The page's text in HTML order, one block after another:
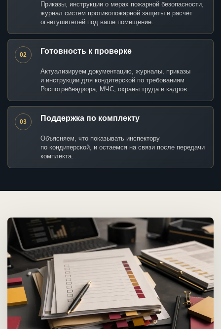
Приказы, инструкции о мерах пожарной безопасности,
журнал систем противопожарной защиты и расчёт
огнетушителей под ваше помещение.
02 Готовность к проверке
Актуализируем документацию, журналы, приказы
и инструкции для кондитерской по требованиям
Роспотребнадзора, МЧС, охраны труда и кадров.
03 Поддержка по комплекту
Объясняем, что показывать инспектору
по кондитерской, и остаемся на связи после передачи
комплекта.